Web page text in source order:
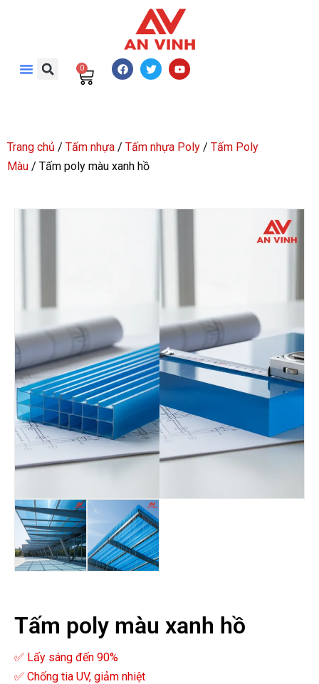
0
Trang chủ / Tấm nhựa / Tấm nhựa Poly / Tấm Poly
Màu / Tấm poly màu xanh hồ
Tấm poly màu xanh hồ
✅ Lấy sáng đến 90%
✅ Chống tia UV, giảm nhiệt